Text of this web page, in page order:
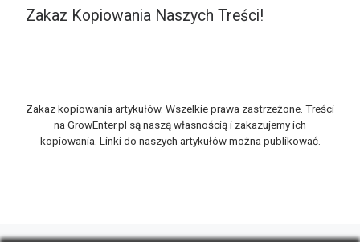
Zakaz Kopiowania Naszych Treści!
Zakaz kopiowania artykułów. Wszelkie prawa zastrzeżone. Treści
na GrowEnter.pl są naszą własnością i zakazujemy ich
kopiowania. Linki do naszych artykułów można publikować.